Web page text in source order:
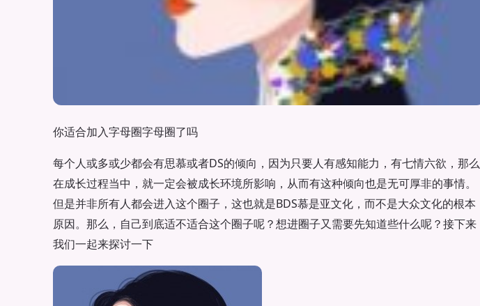
你适合加入字母圈字母圈了吗
每个人或多或少都会有思慕或者DS的倾向，因为只要人有感知能力，有七情六欲，那么
在成长过程当中，就一定会被成长环境所影响，从而有这种倾向也是无可厚非的事情。
但是并非所有人都会进入这个圈子，这也就是BDS慕是亚文化，而不是大众文化的根本
原因。那么，自己到底适不适合这个圈子呢？想进圈子又需要先知道些什么呢？接下来
我们一起来探讨一下